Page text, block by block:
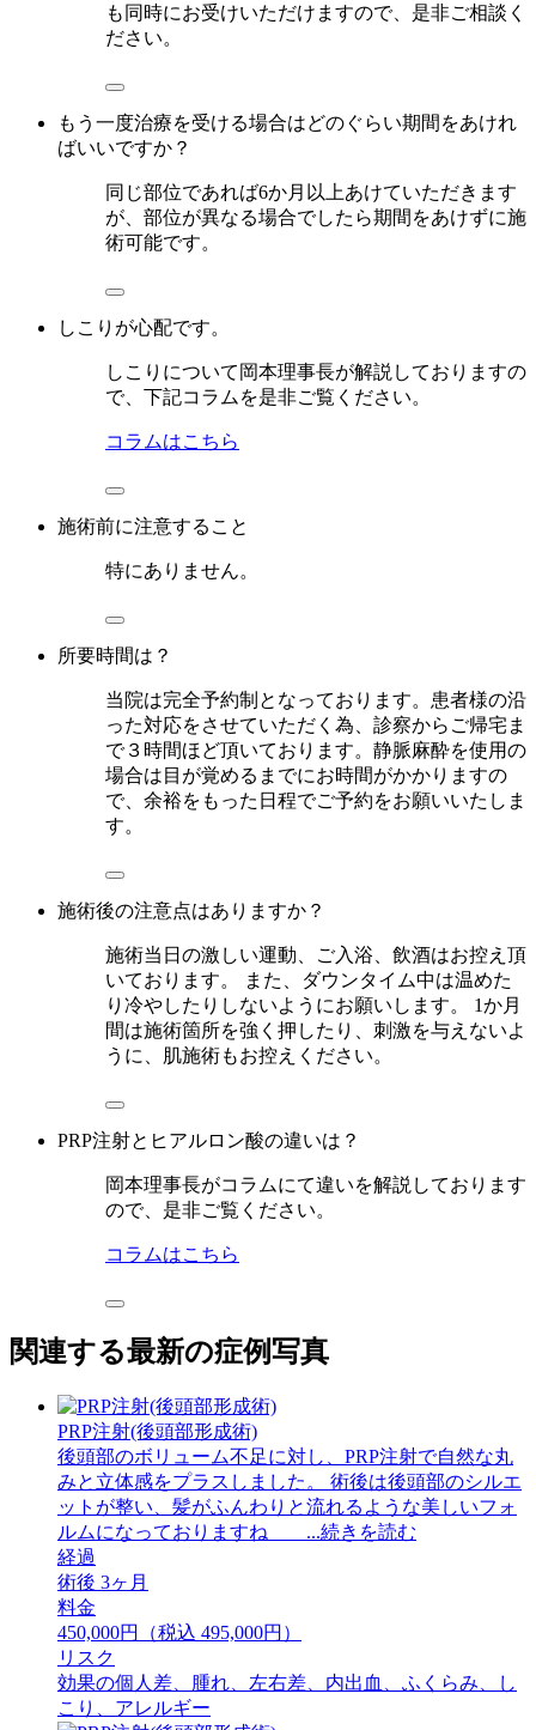
も同時にお受けいただけますので、是非ご相談く
ださい。
もう一度治療を受ける場合はどのぐらい期間をあけれ
ばいいですか？
同じ部位であれば6か月以上あけていただきます
が、部位が異なる場合でしたら期間をあけずに施
術可能です。
しこりが心配です。
しこりについて岡本理事長が解説しておりますの
で、下記コラムを是非ご覧ください。
コラムはこちら
施術前に注意すること
特にありません。
所要時間は？
当院は完全予約制となっております。患者様の沿
った対応をさせていただく為、診察からご帰宅ま
で３時間ほど頂いております。静脈麻酔を使用の
場合は目が覚めるまでにお時間がかかりますの
で、余裕をもった日程でご予約をお願いいたしま
す。
施術後の注意点はありますか？
施術当日の激しい運動、ご入浴、飲酒はお控え頂
いております。 また、ダウンタイム中は温めた
り冷やしたりしないようにお願いします。 1か月
間は施術箇所を強く押したり、刺激を与えないよ
うに、肌施術もお控えください。
PRP注射とヒアルロン酸の違いは？
岡本理事長がコラムにて違いを解説しております
ので、是非ご覧ください。
コラムはこちら
関連する最新の症例写真
PRP注射(後頭部形成術)
後頭部のボリューム不足に対し、PRP注射で自然な丸
みと立体感をプラスしました。 ⁡術後は後頭部のシルエ
ットが整い、髪がふんわりと流れるような美しいフォ
ルムになっておりますね ...続きを読む
経過
術後 3ヶ月
料金
450,000円（税込 495,000円）
リスク
効果の個人差、腫れ、左右差、内出血、ふくらみ、し
こり、アレルギー